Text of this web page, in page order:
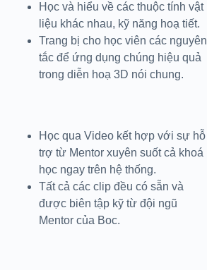
Học và hiểu về các thuộc tính vật
liệu khác nhau, kỹ năng hoạ tiết.
Trang bị cho học viên các nguyên
tắc để ứng dụng chúng hiệu quả
trong diễn hoạ 3D nói chung.
Học qua Video kết hợp với sự hỗ
trợ từ Mentor xuyên suốt cả khoá
học ngay trên hệ thống.
Tất cả các clip đều có sẵn và
được biên tập kỹ từ đội ngũ
Mentor của Boc.